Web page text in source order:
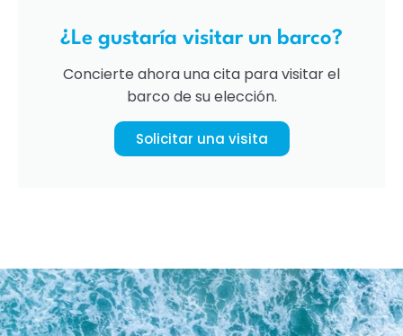
¿Le gustaría visitar un barco?
Concierte ahora una cita para visitar el
barco de su elección.
Solicitar una visita